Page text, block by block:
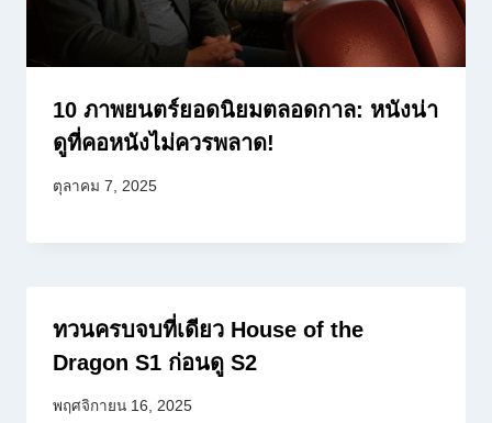
10 ภาพยนตร์ยอดนิยมตลอดกาล: หนังน่า
ดูที่คอหนังไม่ควรพลาด!
ตุลาคม 7, 2025
ทวนครบจบที่เดียว House of the
Dragon S1 ก่อนดู S2
พฤศจิกายน 16, 2025